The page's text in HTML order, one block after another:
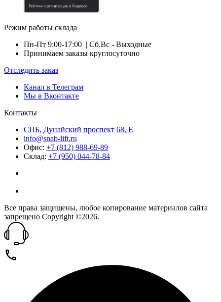
Режим работы склада
Пн-Пт 9:00-17:00 | Сб.Вс - Выходные
Принимаем заказы круглосуточно
Отследить заказ
Канал в Телеграм
Мы в Вконтакте
Контакты
СПБ, Дунайский проспект 68, Е
info@snab-lift.ru
Офис: +7 (812) 988-69-89
Склад: +7 (950) 044-78-84
Все права защищены, любое копирование материалов сайта
запрещено Copyright ©2026.